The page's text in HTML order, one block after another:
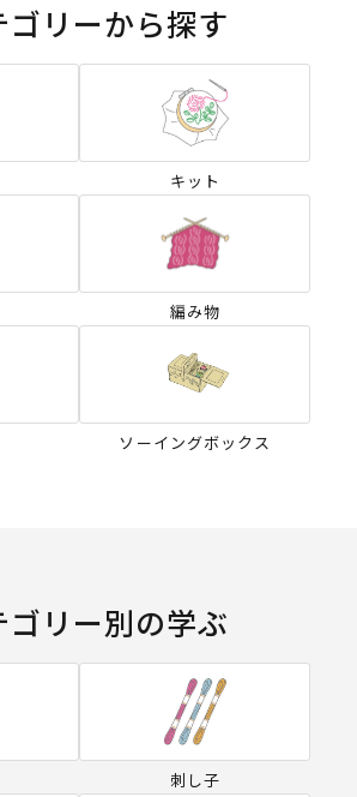
ゴリーから探す
キット
編み物
ソーイングボックス
ゴリー別の学ぶ
刺し子